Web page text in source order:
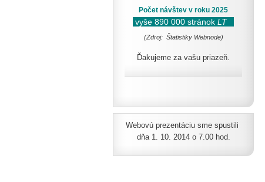
Počet návštev v roku 2025
vyše 890 000 stránok LT
(Zdroj: Štatistiky Webnode)
Ďakujeme za vašu priazeň.
Webovú prezentáciu sme spustili
dňa 1. 10. 2014 o 7.00 hod.